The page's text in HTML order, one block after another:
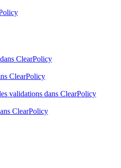
ClearPolicy
ClearPolicy
validations dans ClearPolicy
ClearPolicy